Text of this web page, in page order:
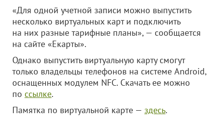
«Для одной учетной записи можно выпустить
несколько виртуальных карт и подключить
на них разные тарифные планы», — сообщается
на сайте «Екарты».
Однако выпустить виртуальную карту смогут
только владельцы телефонов на системе Android,
оснащенных модулем NFC. Скачать ее можно
по ссылке.
Памятка по виртуальной карте — здесь.